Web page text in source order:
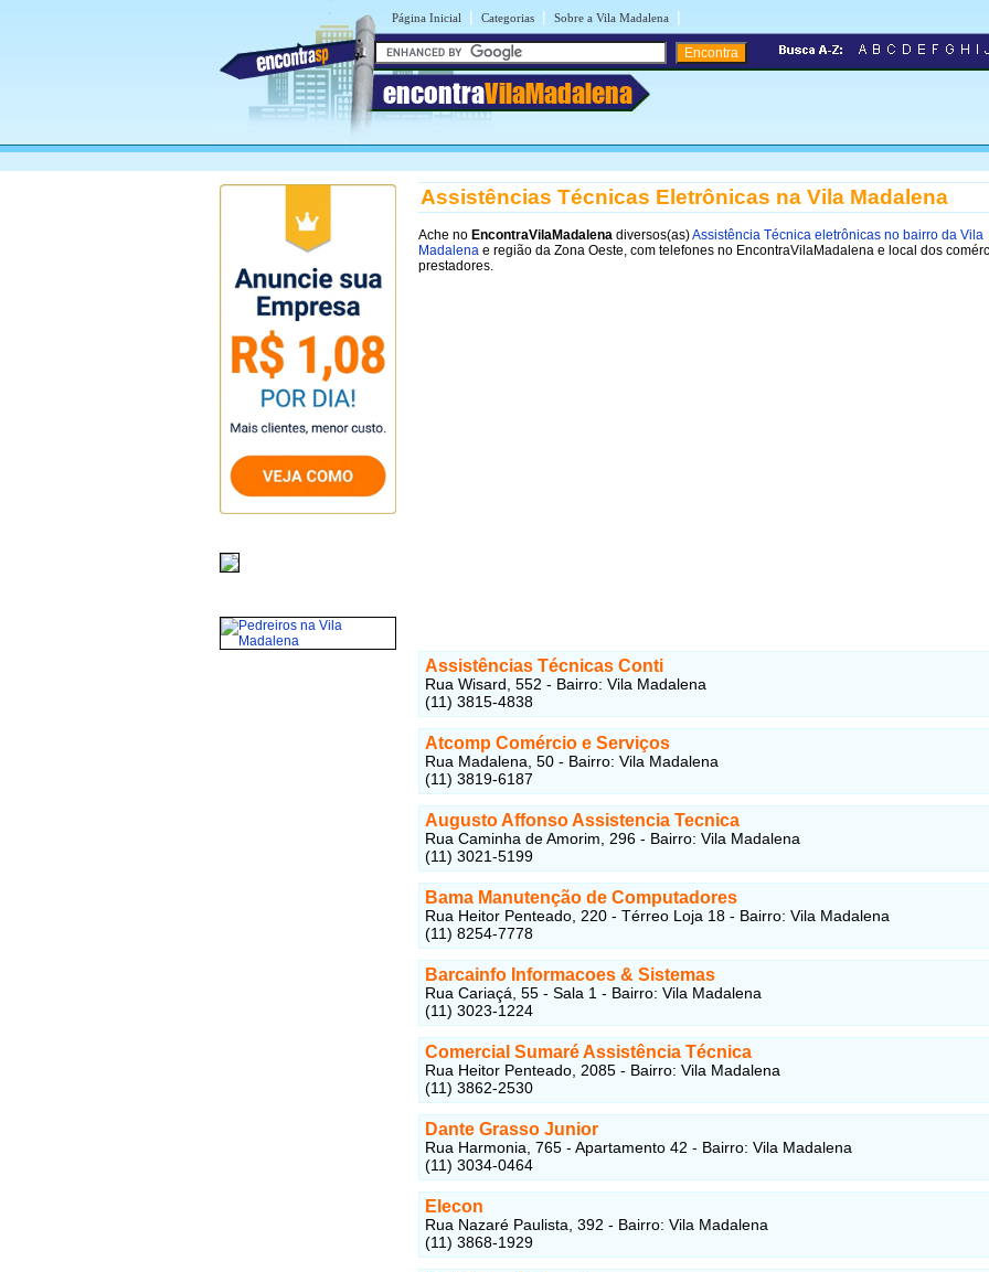
Página Inicial | Categorias | Sobre a Vila Madalena |
encontraVilaMadalena
Assistências Técnicas Eletrônicas na Vila Madalena
Ache no EncontraVilaMadalena diversos(as)Assistência Técnica eletrônicas no bairro da Vila
Madalena e região da Zona Oeste, com telefones no EncontraVilaMadalena e local dos
prestadores.
Assistências Técnicas Conti
Rua Wisard, 552 - Bairro: Vila Madalena
(11) 3815-4838
Atcomp Comércio e Serviços
Rua Madalena, 50 - Bairro: Vila Madalena
(11) 3819-6187
Augusto Affonso Assistencia Tecnica
Rua Caminha de Amorim, 296 - Bairro: Vila Madalena
(11) 3021-5199
Bama Manutenção de Computadores
Rua Heitor Penteado, 220 - Térreo Loja 18 - Bairro: Vila Madalena
(11) 8254-7778
Barcainfo Informacoes & Sistemas
Rua Cariaçá, 55 - Sala 1 - Bairro: Vila Madalena
(11) 3023-1224
Comercial Sumaré Assistência Técnica
Rua Heitor Penteado, 2085 - Bairro: Vila Madalena
(11) 3862-2530
Dante Grasso Junior
Rua Harmonia, 765 - Apartamento 42 - Bairro: Vila Madalena
(11) 3034-0464
Elecon
Rua Nazaré Paulista, 392 - Bairro: Vila Madalena
(11) 3868-1929